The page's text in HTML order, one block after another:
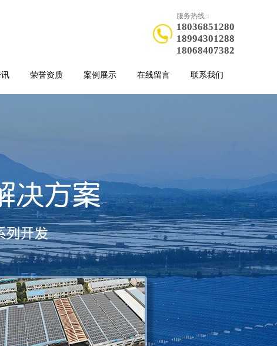
服务热线：
18036851280
18994301288
18068407382
荣誉资质 案例展示 在线留言 联系我们